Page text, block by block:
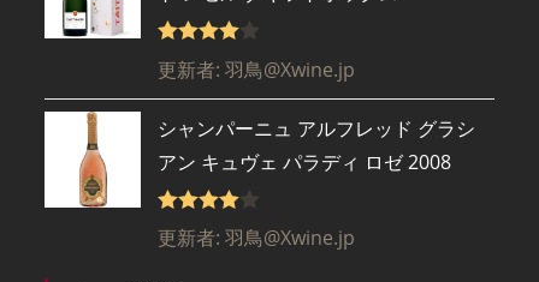
5段階で
更新者: 羽鳥@Xwine.jp
シャンパーニュ アルフレッド グラシ
アン キュヴェ パラディ ロゼ 2008
5段階で
更新者: 羽鳥@Xwine.jp